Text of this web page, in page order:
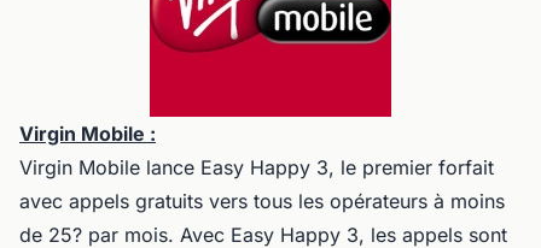
Virgin Mobile :
Virgin Mobile lance Easy Happy 3, le premier forfait
avec appels gratuits vers tous les opérateurs à moins
de 25? par mois. Avec Easy Happy 3, les appels sont